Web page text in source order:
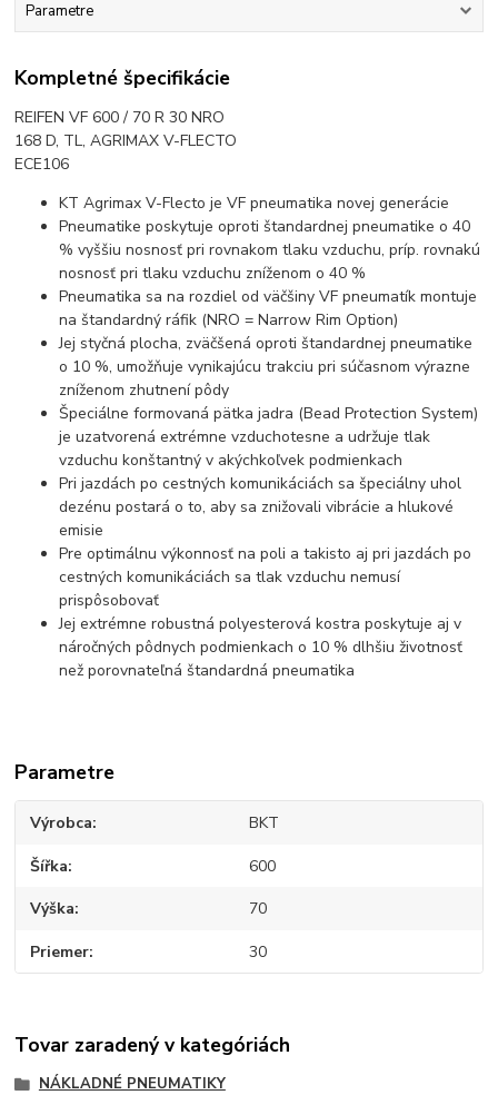
Parametre
Kompletné špecifikácie
REIFEN VF 600 / 70 R 30 NRO
168 D, TL, AGRIMAX V-FLECTO
ECE106
KT Agrimax V-Flecto je VF pneumatika novej generácie
Pneumatike poskytuje oproti štandardnej pneumatike o 40
% vyššiu nosnosť pri rovnakom tlaku vzduchu, príp. rovnakú
nosnosť pri tlaku vzduchu zníženom o 40 %
Pneumatika sa na rozdiel od väčšiny VF pneumatík montuje
na štandardný ráfik (NRO = Narrow Rim Option)
Jej styčná plocha, zväčšená oproti štandardnej pneumatike
o 10 %, umožňuje vynikajúcu trakciu pri súčasnom výrazne
zníženom zhutnení pôdy
Špeciálne formovaná pätka jadra (Bead Protection System)
je uzatvorená extrémne vzduchotesne a udržuje tlak
vzduchu konštantný v akýchkoľvek podmienkach
Pri jazdách po cestných komunikáciách sa špeciálny uhol
dezénu postará o to, aby sa znižovali vibrácie a hlukové
emisie
Pre optimálnu výkonnosť na poli a takisto aj pri jazdách po
cestných komunikáciách sa tlak vzduchu nemusí
prispôsobovať
Jej extrémne robustná polyesterová kostra poskytuje aj v
náročných pôdnych podmienkach o 10 % dlhšiu životnosť
než porovnateľná štandardná pneumatika
Parametre
Výrobca BKT
Šířka 600
Výška 70
Priemer 30
Tovar zaradený v kategóriách
NÁKLADNÉ PNEUMATIKY